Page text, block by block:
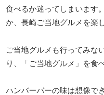
食べるか迷ってしまいます
か、長崎ご当地グルメを楽
ご当地グルメも行ってみな
り、「ご当地グルメ」を食
ハンバーバーの味は想像で